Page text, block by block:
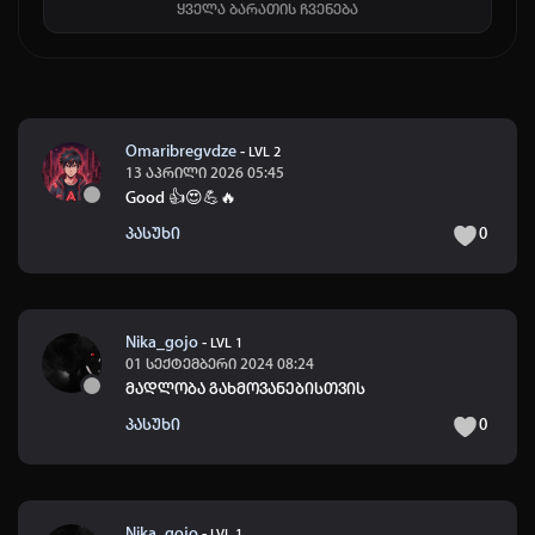
ყველა ბარათის ჩვენება
Omaribregvdze - LVL 2
13 აპრილი 2026 05:45
Good 👍😍💪🔥
პასუხი 0
Nika_gojo - LVL 1
01 სექტემბერი 2024 08:24
მადლობა გახმოვანებისთვის
პასუხი 0